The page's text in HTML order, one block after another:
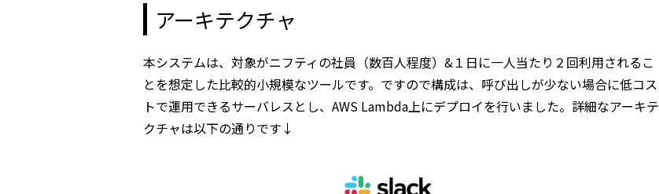
アーキテクチャ
本システムは、対象がニフティの社員（数百人程度）&１日に一人当たり２回利用されるこ
とを想定した比較的小規模なツールです。ですので構成は、呼び出しが少ない場合に低コス
トで運用できるサーバレスとし、AWS Lambda上にデプロイを行いました。詳細なアーキテ
クチャは以下の通りです↓